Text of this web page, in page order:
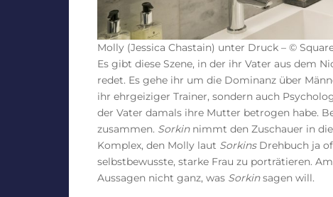
Molly (Jessica Chastain) unter Druck – ©
Es gibt diese Szene, in der ihr Vater aus dem
redet. Es gehe ihr um die Dominanz über
ihr ehrgeiziger Trainer, sondern auch
der Vater damals ihre Mutter betrogen habe.
zusammen. Sorkinnimmt den Zuschauer in
Komplex, den Molly laut SorkinsDrehbuch ja
selbstbewusste, starke Frau zu porträtieren.
Aussagen nicht ganz, was Sorkinsagen will.